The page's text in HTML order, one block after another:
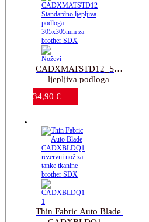
CADXMATSTD12_Standardno
ljepljiva podloga
305x305mm_za
brother SDX
34,90 €
Thin Fabric Auto Blade